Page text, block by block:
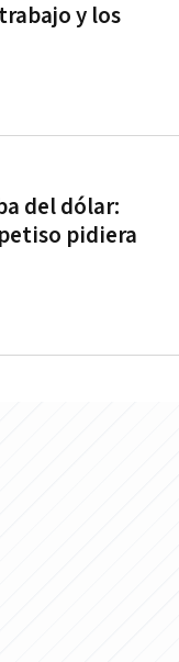
y los
del dólar:
pidiera